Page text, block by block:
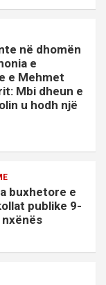
në dhomën
e
e Mehmet
Mbi dheun e
u hodh një
buxhetore e
publike 9-